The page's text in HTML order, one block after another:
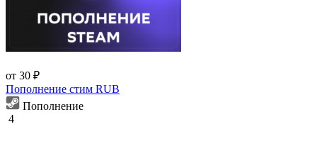
от 30 ₽
Пополнение стим RUB
Пополнение
4